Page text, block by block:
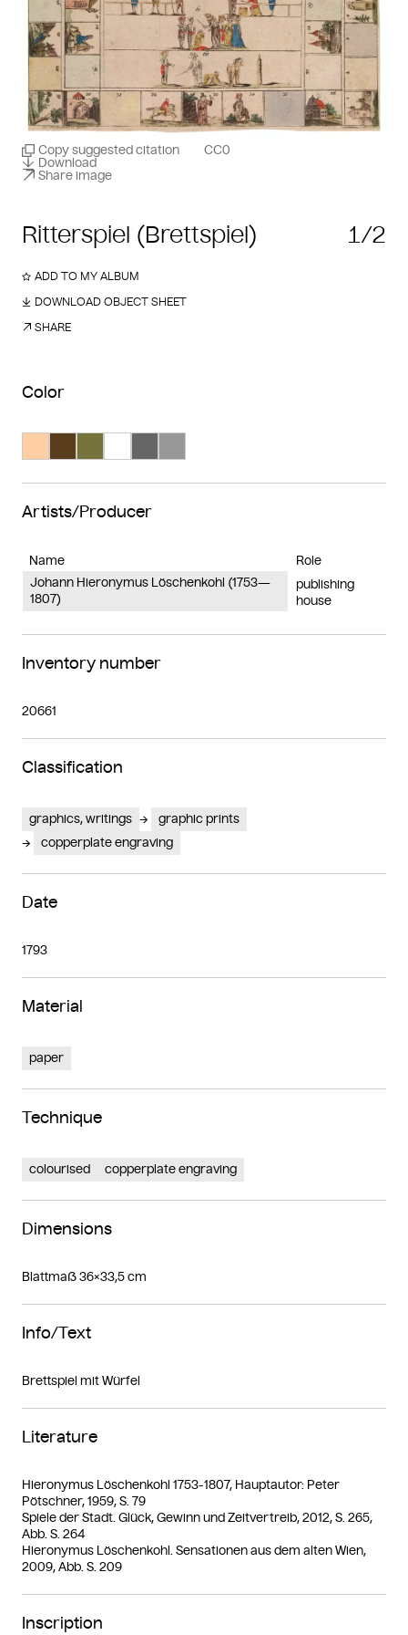
Ritterspiel (Brettspiel) 1/2
Copy suggested citation
Download
Share image
CC0
ADD TO MY ALBUM
DOWNLOAD OBJECT SHEET
SHARE
Color
Artists/Producer
Name
Role
Johann Hieronymus Löschenkohl (1753—
1807)
publishing
house
Inventory number
20661
Classification
graphics, writings
graphic prints
copperplate engraving
Date
1793
Material
paper
Technique
colourised copperplate engraving
Dimensions
Blattmaß 36×33,5 cm
Info/Text
Brettspiel mit Würfel
Literature
Hieronymus Löschenkohl 1753-1807, Hauptautor: Peter
Pötschner, 1959, S. 79
Spiele der Stadt. Glück, Gewinn und Zeitvertreib, 2012, S. 265,
Abb. S. 264
Hieronymus Löschenkohl. Sensationen aus dem alten Wien,
2009, Abb. S. 209
Inscription